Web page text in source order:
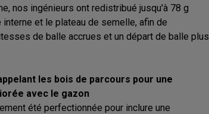
nos ingénieurs ont redistribué jusqu'à 78 g
et le plateau de semelle, afin de
de balle accrues et un départ de balle plus
les bois de parcours pour une
avec le gazon
été perfectionnée pour inclure une